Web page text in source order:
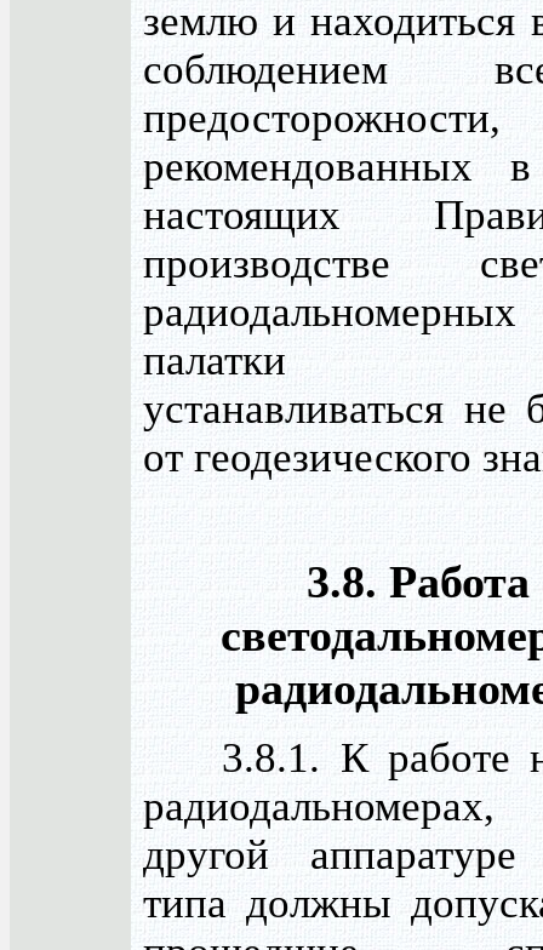
землю и находиться
соблюдением
предосторожности,
рекомендованных
настоящих
производстве
палатки
устанавливаться
от геодезического
3.8. Работа
3.8.1. К работе
другой аппаратуре
типа должны